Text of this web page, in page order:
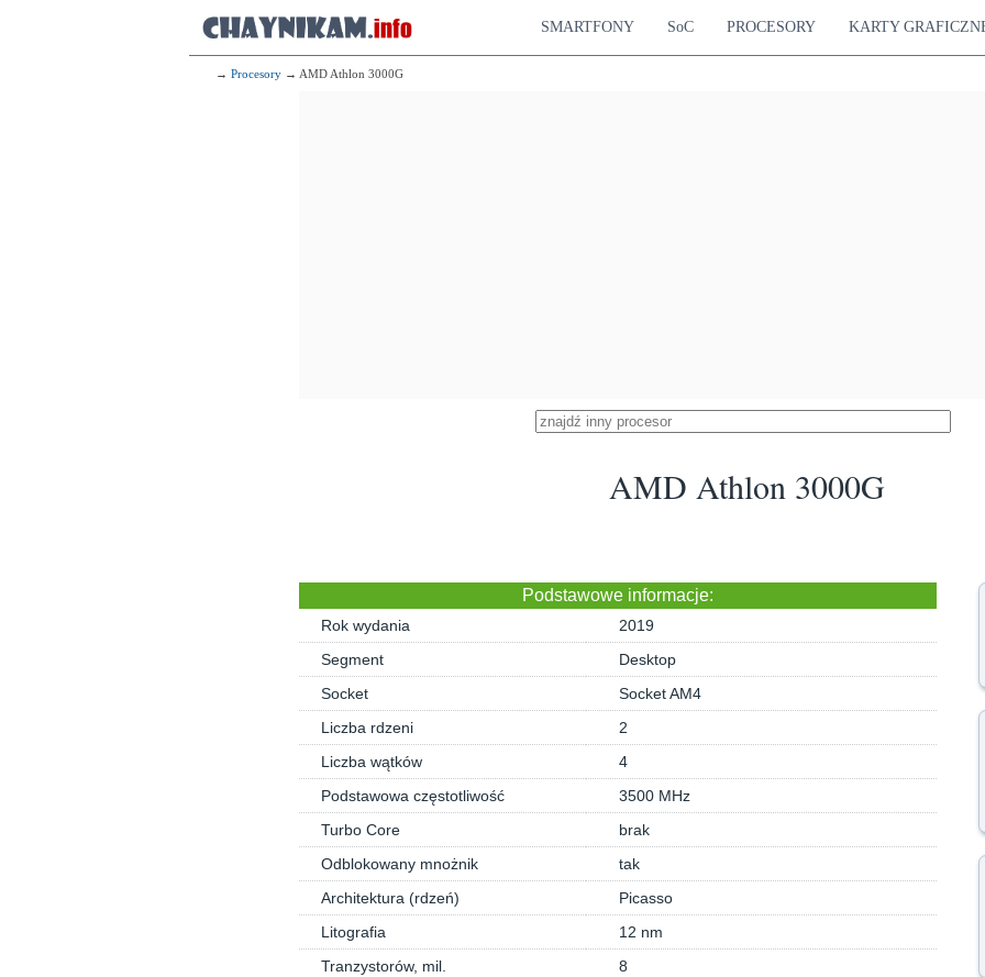
SMARTFONY SoC PROCESORY KARTY
→ Procesory → AMD Athlon 3000G
AMD Athlon 3000G
Podstawowe informacje:
Rok wydania
2019
Segment
Desktop
Socket
Socket AM4
Liczba rdzeni
2
Liczba wątków
4
Podstawowa częstotliwość
3500 MHz
Turbo Core
brak
Odblokowany mnożnik
tak
Architektura (rdzeń)
Picasso
Litografia
12 nm
Tranzystorów, mil.
8